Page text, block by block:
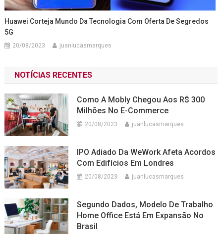
Huawei Corteja Mundo Da Tecnologia Com Oferta De Segredos
5G
20/08/2023 juanlucasmarques
NOTÍCIAS RECENTES
Como A Mobly Chegou Aos R$ 300
Milhões No E-Commerce
20/08/2023 juanlucasmarques
IPO Adiado Da WeWork Afeta Acordos
Com Edifícios Em Londres
20/08/2023 juanlucasmarques
Segundo Dados, Modelo De Trabalho
Home Office Está Em Expansão No
Brasil